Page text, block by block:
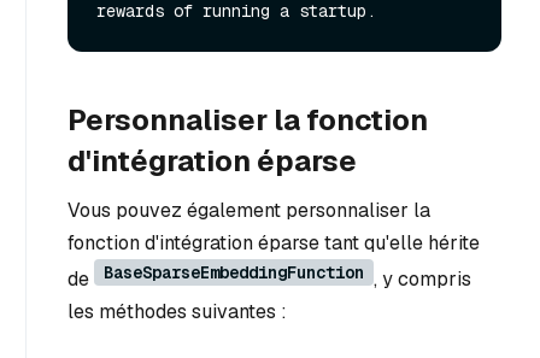
Personnaliser la fonction
d'intégration éparse
Vous pouvez également personnaliser la
fonction d'intégration éparse tant qu'elle hérite
de
BaseSparseEmbeddingFunction , y compris
les méthodes suivantes :